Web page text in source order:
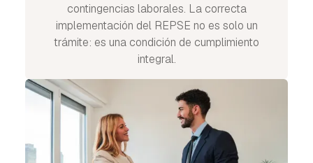
contingencias laborales. La correcta
implementación del REPSE no es solo un
trámite: es una condición de cumplimiento
integral.